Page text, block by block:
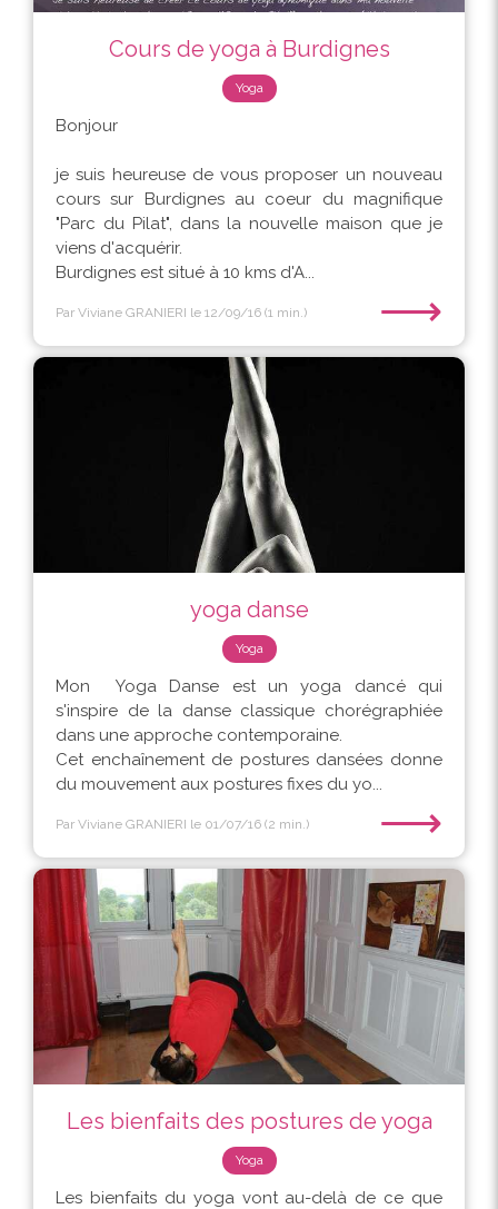
Cours de yoga à Burdignes
Yoga
Bonjour
je suis heureuse de vous proposer un nouveau
cours sur Burdignes au coeur du magnifique
"Parc du Pilat", dans la nouvelle maison que je
viens d'acquérir.
Burdignes est situé à 10 kms d'A...
Par Viviane GRANIERI le 12/09/16 (1 min.) ⟶
yoga danse
Yoga
Mon Yoga Danse est un yoga dancé qui
s'inspire de la danse classique chorégraphiée
dans une approche contemporaine.
Cet enchaînement de postures dansées donne
du mouvement aux postures fixes du yo...
Par Viviane GRANIERI le 01/07/16 (2 min.) ⟶
Les bienfaits des postures de yoga
Yoga
Les bienfaits du yoga vont au-delà de ce que